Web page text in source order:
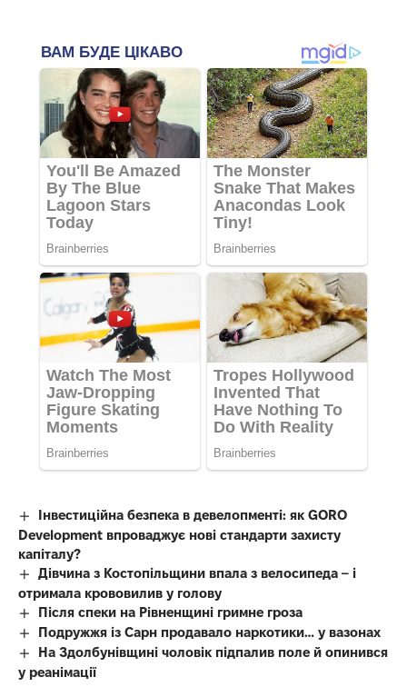
Інвестиційна безпека в девелопменті: як GORO
Development впроваджує нові стандарти захисту
капіталу?
Дівчина з Костопільщини впала з велосипеда – і
отримала крововилив у голову
Після спеки на Рівненщині гримне гроза
Подружжя із Сарн продавало наркотики… у вазонах
На Здолбунівщині чоловік підпалив поле й опинився
у реанімації